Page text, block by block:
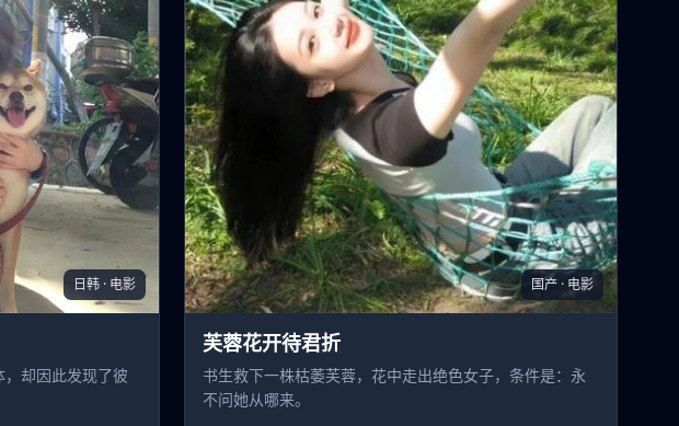
日韩 · 电影
却因此发现了彼
国产 · 电影
芙蓉花开待君折
书生救下一株枯萎芙蓉，花中走出绝色女子，条件是：永
不问她从哪来。